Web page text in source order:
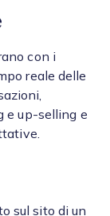
con i
reale delle
e up-selling e
sul sito di un